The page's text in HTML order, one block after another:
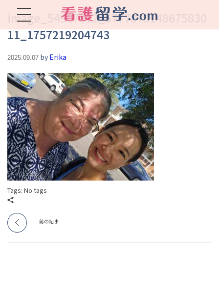
看護留学.com
World Avenueは海外就職、 永住を目指す看護留学をサポートします !
image_54907672_5777870148675830
11_1757219204743
2025.09.07 by Erika
Tags: No tags
前の記事